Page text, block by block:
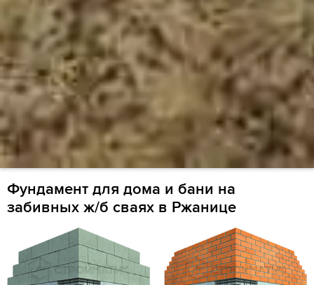
Фундамент для дома и бани на
забивных ж/б сваях в Ржанице